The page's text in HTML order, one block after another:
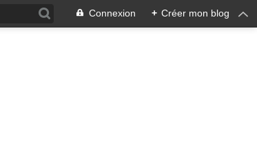
Connexion + Créer mon blog